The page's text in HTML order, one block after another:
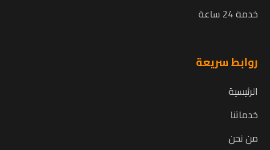
خدمة 24 ساعة
روابط سريعة
الرئيسية
خدماتنا
من نحن